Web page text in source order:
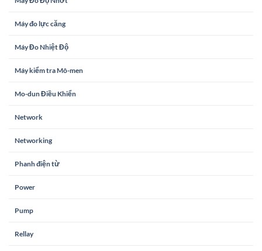
Máy đo lực căng
Máy Đo Nhiệt Độ
Máy kiểm tra Mô-men
Mo-dun Điều Khiển
Network
Networking
Phanh điện từ
Power
Pump
Rellay